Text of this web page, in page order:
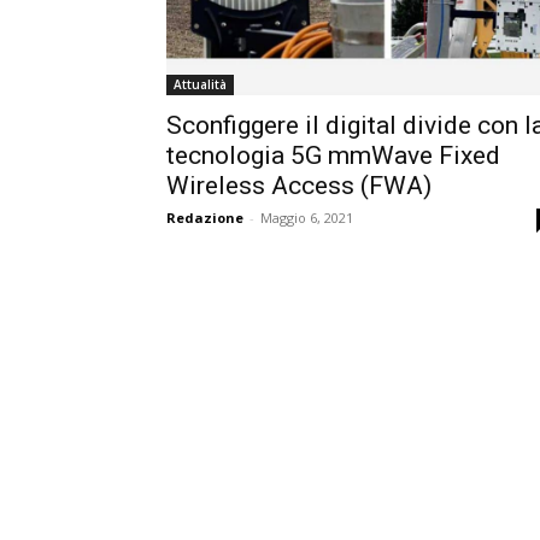
Attualità
Sconfiggere il digital divide con
tecnologia 5G mmWave Fixed
Wireless Access (FWA)
Redazione - Maggio 6, 2021